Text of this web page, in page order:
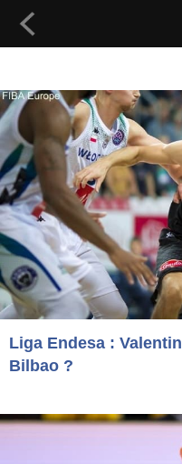
Liga Endesa :
Bilbao ?